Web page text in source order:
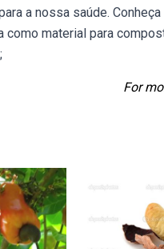
a nossa saúde.
como material para
For